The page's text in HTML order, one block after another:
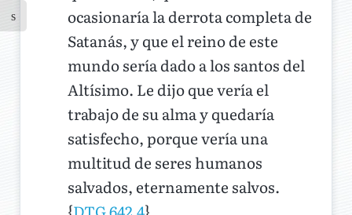
ocasionaría la derrota completa de
Satanás, y que el reino de este
mundo sería dado a los santos del
Altísimo. Le dijo que vería el
trabajo de su alma y quedaría
satisfecho, porque vería una
multitud de seres humanos
salvados, eternamente salvos.